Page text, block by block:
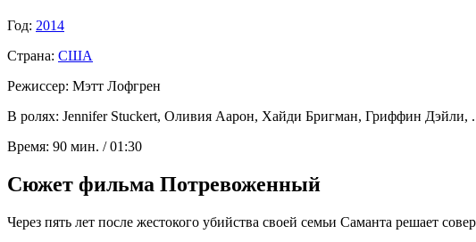
Год: 2014
Страна: США
Режиссер: Мэтт Лофгрен
В ролях: Jennifer Stuckert, Оливия Аарон, Хайди Бригман, Гриффин Дэйли,
Время: 90 мин. / 01:30
Сюжет фильма Потревоженный
Через пять лет после жестокого убийства своей семьи Саманта решает